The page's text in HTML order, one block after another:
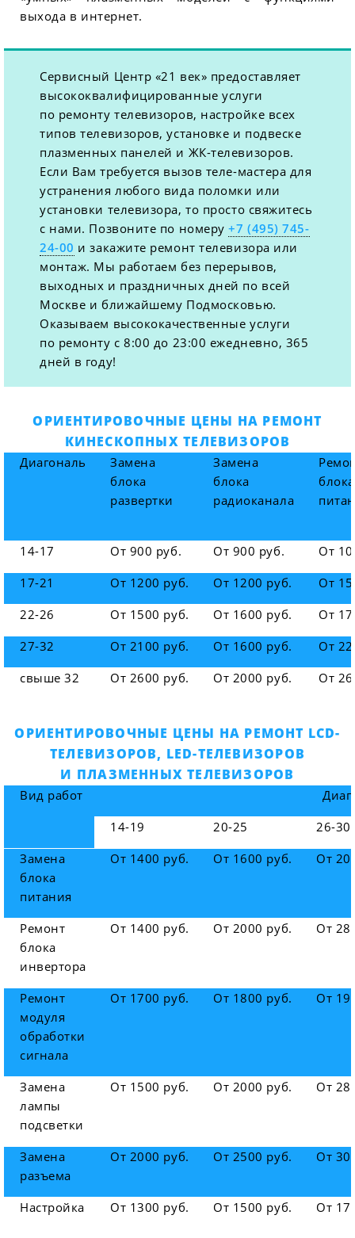
выхода в интернет.
Сервисный Центр «21 век» предоставляет
высококвалифицированные услуги
по ремонту телевизоров, настройке всех
типов телевизоров, установке и подвеске
плазменных панелей и ЖК-телевизоров.
Если Вам требуется вызов теле-мастера для
устранения любого вида поломки или
установки телевизора, то просто свяжитесь
с нами. Позвоните по номеру+7 (495) 745-
24-00 и закажите ремонт телевизора или
монтаж. Мы работаем без перерывов,
выходных и праздничных дней по всей
Москве и ближайшему Подмосковью.
Оказываем высококачественные услуги
по ремонту с 8:00 до 23:00 ежедневно, 365
дней в году!
ОРИЕНТИРОВОЧНЫЕ ЦЕНЫ НА РЕМОНТ
КИНЕСКОПНЫХ ТЕЛЕВИЗОРОВ
Диагональ
Замена
блока
развертки
Замена
блока
радиоканала
блока
14-17 От 900 руб. От 900 руб.
От
17-21
От 1200 руб. От 1200 руб.
От
22-26
От 1500 руб. От 1600 руб.
От
27-32
От 2100 руб. От 1600 руб.
От
свыше 32
От 2600 руб. От 2000 руб. От
ОРИЕНТИРОВОЧНЫЕ ЦЕНЫ НА РЕМОНТ LCD-
ТЕЛЕВИЗОРОВ, LED-ТЕЛЕВИЗОРОВ
И ПЛАЗМЕННЫХ ТЕЛЕВИЗОРОВ
Вид работ
14-19
20-25
26-30
Замена
блока
питания
От 1400 руб. От 1600 руб. От
Ремонт
блока
инвертора
От 1400 руб. От 2000 руб. От
Ремонт
модуля
обработки
сигнала
От 1700 руб. От 1800 руб. От
Замена
лампы
подсветки
От 1500 руб. От 2000 руб. От
Замена
разъема
От 2000 руб. От 2500 руб. От
Настройка От 1300 руб. От 1500 руб. От